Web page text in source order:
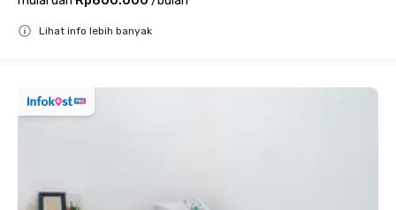
Lihat info lebih banyak